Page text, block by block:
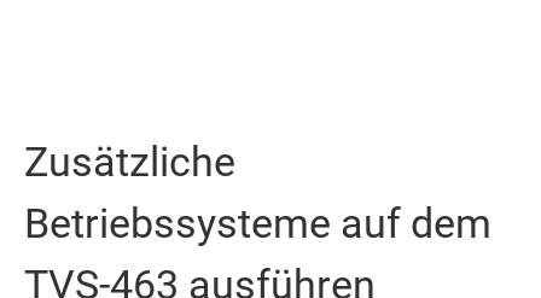
Zusätzliche
Betriebssysteme auf dem
TVS-463 ausführen